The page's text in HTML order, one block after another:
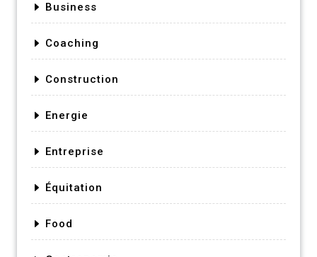
Business
Coaching
Construction
Energie
Entreprise
Équitation
Food